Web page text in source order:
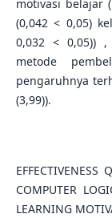
motivasi belajar
(0,042 < 0,05)
0,032 < 0,05))
metode
pengaruhnya
(3,99)).
COMPUTER
LEARNING